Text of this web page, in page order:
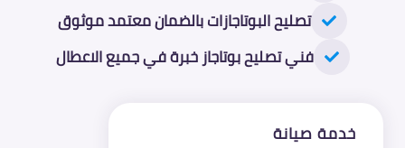
تصليح البوتاجازات بالضمان معتمد موثوق
فني تصليح بوتاجاز خبرة في جميع الاعطال
خدمة صيانة